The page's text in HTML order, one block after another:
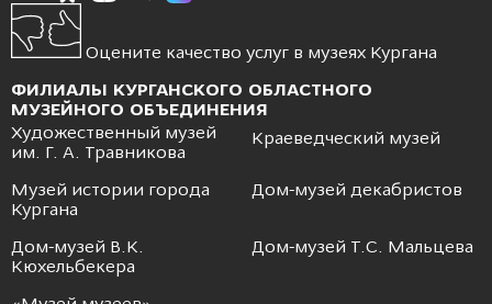
Оцените качество услуг в музеях Кургана
ФИЛИАЛЫ КУРГАНСКОГО ОБЛАСТНОГО
МУЗЕЙНОГО ОБЪЕДИНЕНИЯ
Художественный музей
им. Г. А. Травникова
Краеведческий музей
Музей истории города
Кургана
Дом-музей декабристов
Дом-музей В.К.
Кюхельбекера
Дом-музей Т.С. Мальцева